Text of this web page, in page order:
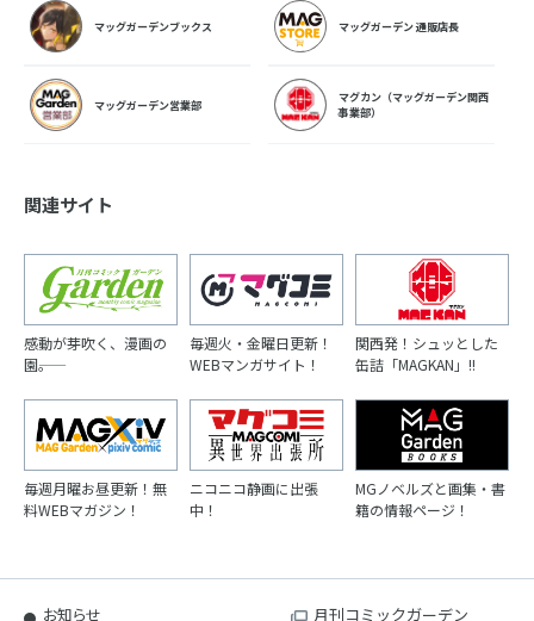
マッグガーデンブックス マッグガーデン 通販店長
マッグガーデン営業部
マグカン（マッグガーデン関西
事業部）
関連サイト
感動が芽吹く、漫画の
園――。
毎週火・金曜日更新！
WEBマンガサイト！
関西発！シュッとした
缶詰「MAGKAN」!!
毎週月曜お昼更新！無
料WEBマガジン！
ニコニコ静画に出張
中！
MGノベルズと画集・書
籍の情報ページ！
お知らせ
月刊コミックガーデン